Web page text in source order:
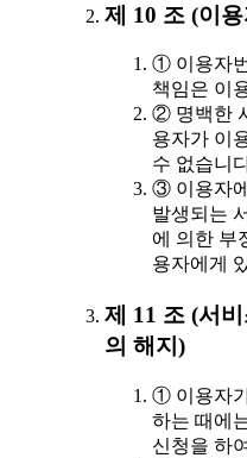
제 10 조 (이
① 이용자
책임은 이
② 명백한
용자가 이
수 없습니
③ 이용자
발생되는
에 의한 부
용자에게
제 11 조 (서
의 해지)
① 이용자
하는 때에
신청을 하